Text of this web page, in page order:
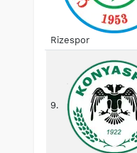
Rizespor
9.